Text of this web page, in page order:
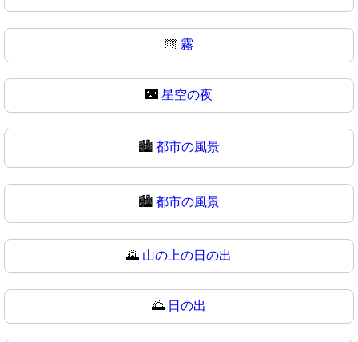
🌁 霧
🌃 星空の夜
🏙️ 都市の風景
🏙 都市の風景
🌄 山の上の日の出
🌅 日の出